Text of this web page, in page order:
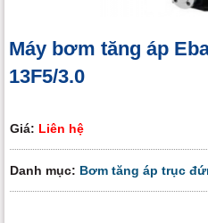
Máy bơm tăng áp
13F5/3.0
Giá: Liên hệ
Danh mục: Bơm tăng áp trục